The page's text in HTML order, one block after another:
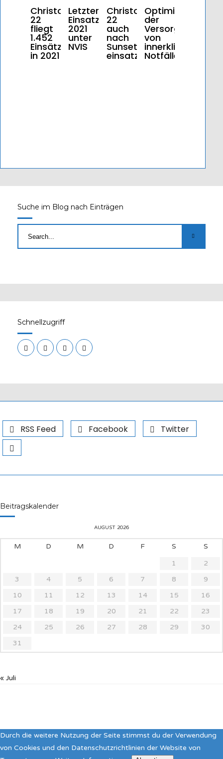
Christoph
22
fliegt
1.452
Einsätze
in 2021
Letzter
Einsatz
2021
unter
NVIS
Christoph
22
auch
nach
Sunset
einsatzbereit
Optimierung
der
Versorgung
von
innerklinischen
Notfällen
Suche im Blog nach Einträgen
Schnellzugriff
RSS Feed Facebook Twitter
Beitragskalender
AUGUST 2026
M D M D F S
S
1
2
3
4 5 6 7 8
9
10
11 12 13 14 15
16
17
18 19 20 21 22
23
24
25 26 27 28 29
30
31
« Juli
Durch die weitere Nutzung der Seite stimmst du der Verwendung
von Cookies und den Datenschutzrichtlinien der Website von